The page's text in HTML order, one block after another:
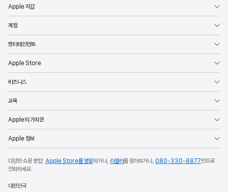
Apple 지갑
계정
엔터테인먼트
Apple Store
비즈니스
교육
Apple의 가치관
Apple 정보
다양한 쇼핑 방법: Apple Store를 방문하거나, 리셀러를 찾아보거나, 080-330-8877번으로
전화하세요.
대한민국